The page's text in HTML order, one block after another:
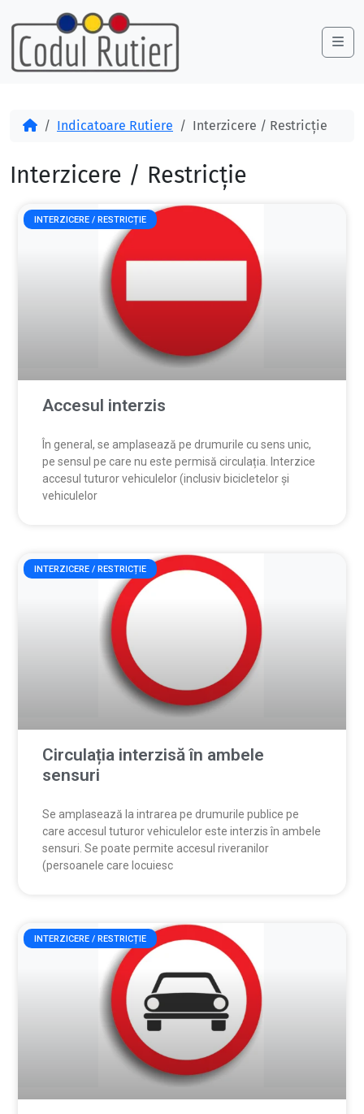
Skip to content
Skip to footer
AcasăIndicatoare Rutiere Interzicere / Restricție
Interzicere / Restricție
INTERZICERE / RESTRICȚIE
Accesul interzis
În general, se amplasează pe drumurile cu sens unic,
pe sensul pe care nu este permisă circulația. Interzice
accesul tuturor vehiculelor (inclusiv bicicletelor și
vehiculelor
INTERZICERE / RESTRICȚIE
Circulația interzisă în ambele
sensuri
Se amplasează la intrarea pe drumurile publice pe
care accesul tuturor vehiculelor este interzis în ambele
sensuri. Se poate permite accesul riveranilor
(persoanele care locuiesc
INTERZICERE / RESTRICȚIE